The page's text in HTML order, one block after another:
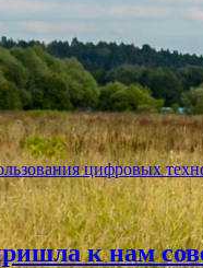
цифровых
к нам